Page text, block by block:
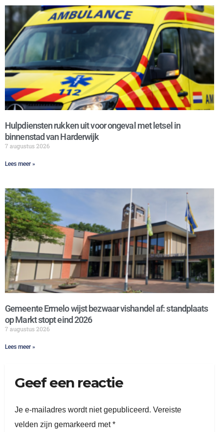
Hulpdiensten rukken uit voor ongeval met letsel in
binnenstad van Harderwijk
7 augustus 2026
Lees meer »
Gemeente Ermelo wijst bezwaar vishandel af: standplaats
op Markt stopt eind 2026
7 augustus 2026
Lees meer »
Geef een reactie
Je e-mailadres wordt niet gepubliceerd. Vereiste
velden zijn gemarkeerd met*